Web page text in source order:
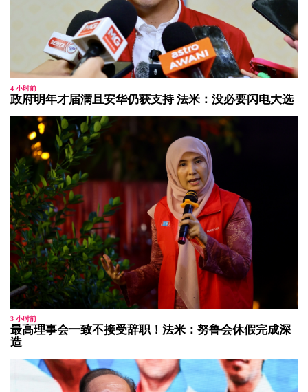
4 小时前
政府明年才届满且安华仍获支持 法米：没必要闪电大选
3 小时前
最高理事会一致不接受辞职！法米：努鲁会休假完成深
造